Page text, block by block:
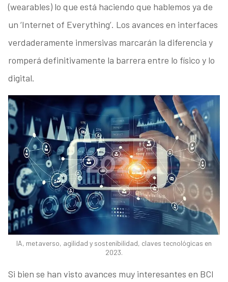
(wearables) lo que está haciendo que hablemos ya de
un ‘Internet of Everything’. Los avances en interfaces
verdaderamente inmersivas marcarán la diferencia y
romperá definitivamente la barrera entre lo físico y lo
digital.
IA, metaverso, agilidad y sostenibilidad, claves tecnológicas en
2023.
Si bien se han visto avances muy interesantes en BCI